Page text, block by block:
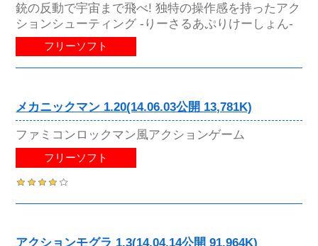
銃の反動で宇宙まで飛べ! 独特の操作感を持ったアク
ションシューティング -りーさるあぷりけーしょん-
フリーソフト
メカニックマン 1.20(14.06.03公開 13,781K)
ファミコンロックマン風アクションゲーム
フリーソフト
アクションモグラ 1.3(14.04.14公開 91,964K)